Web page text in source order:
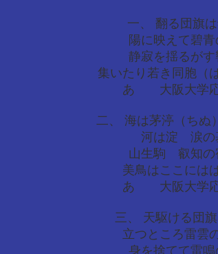
一、 翻る団旗
陽に映えて碧青
静寂を揺るがす
集いたり若き同胞（
あゝ 大阪大学
二、 海は茅渟（ち
河は淀 涙の
山生駒 叡知の
美鳥はここには
あゝ 大阪大学
三、 天駆ける団
立つところ雷雲
身を捨てて雷鳴